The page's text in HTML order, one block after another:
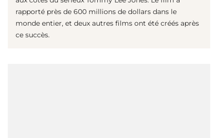
rapporté près de 600 millions de dollars dans le
monde entier, et deux autres films ont été créés après
ce succès.